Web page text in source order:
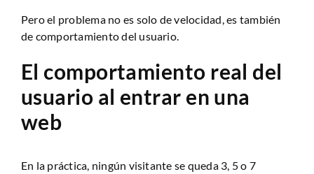
Pero el problema no es solo de velocidad, es también
de comportamiento del usuario.
El comportamiento real del
usuario al entrar en una
web
En la práctica, ningún visitante se queda 3, 5 o 7